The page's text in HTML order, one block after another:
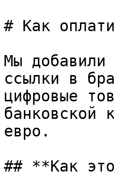
# Как
Мы добавили
ссылки в
цифровые
банковской
евро.
## **Как